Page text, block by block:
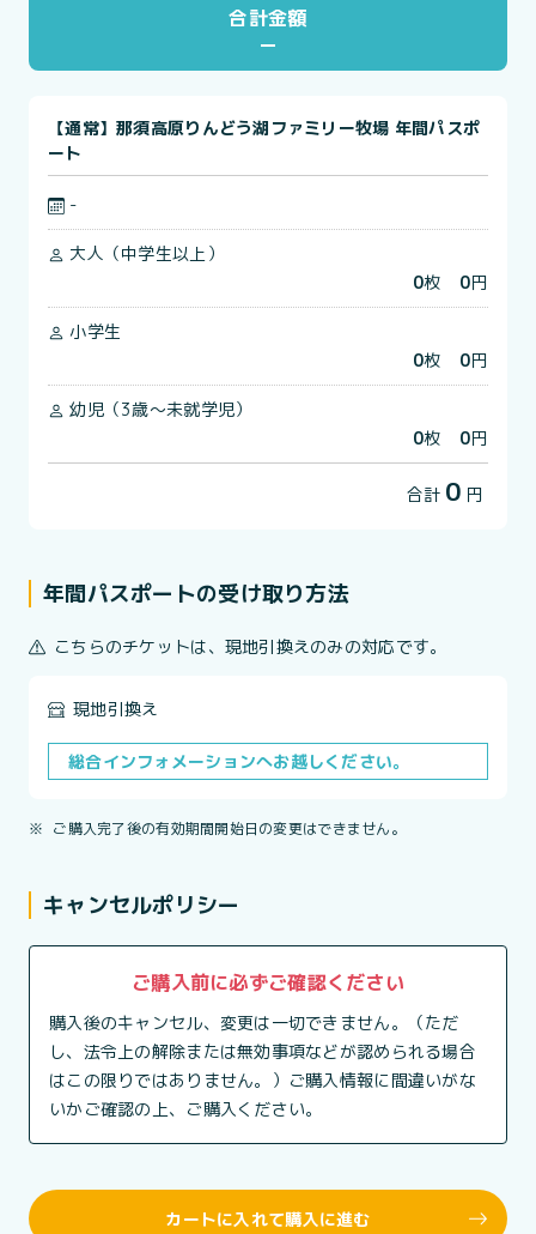
合計金額
【通常】那須高原りんどう湖ファミリー牧場 年間パスポ
ート
-
大人（中学生以上）
0枚 0円
小学生
0枚 0円
幼児（3歳～未就学児）
0枚 0円
合計 0 円
年間パスポートの受け取り方法
こちらのチケットは、現地引換えのみの対応です。
現地引換え
総合インフォメーションへお越しください。
※ ご購入完了後の有効期間開始日の変更はできません。
キャンセルポリシー
ご購入前に必ずご確認ください
購入後のキャンセル、変更は一切できません。（ただ
し、法令上の解除または無効事項などが認められる場合
はこの限りではありません。）ご購入情報に間違いがな
いかご確認の上、ご購入ください。
カートに入れて購入に進む